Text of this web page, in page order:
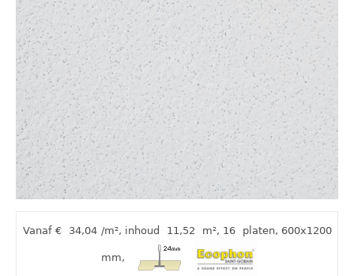
Vanaf € 34,04 /m², inhoud 11,52 m², 16 platen, 600x1200
mm,